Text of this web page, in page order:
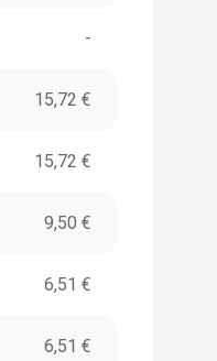
-
15,72 €
15,72 €
9,50 €
6,51 €
6,51 €